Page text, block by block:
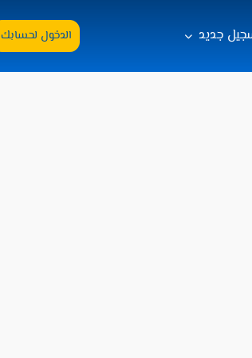
جديد الدخول لحسابك